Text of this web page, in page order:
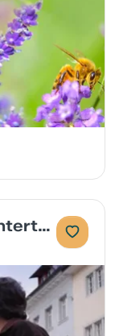
Outdoor Escape Game Winterthur